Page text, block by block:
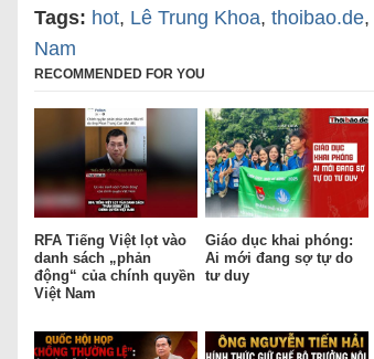
Tags: hot, Lê Trung Khoa, thoibao.de,
Nam
RECOMMENDED FOR YOU
RFA Tiếng Việt lọt vào
danh sách „phản
động“ của chính quyền
Việt Nam
Giáo dục khai phóng:
Ai mới đang sợ tự do
tư duy